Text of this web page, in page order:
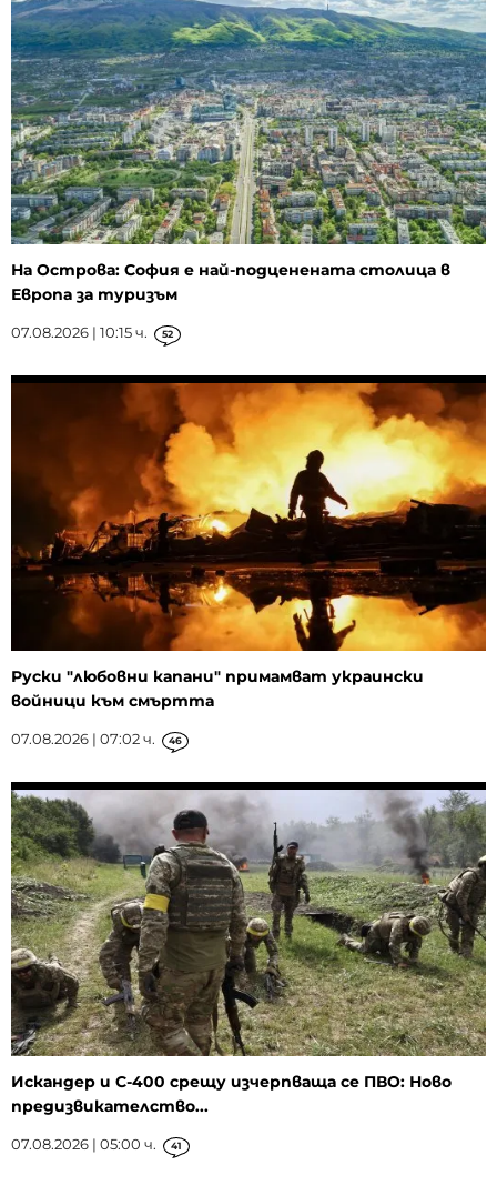
На Острова: София е най-подценената столица в
Европа за туризъм
07.08.2026 | 10:15 ч. 52
Руски "любовни капани" примамват украински
войници към смъртта
07.08.2026 | 07:02 ч. 46
Искандер и С-400 срещу изчерпваща се ПВО: Ново
предизвикателство...
07.08.2026 | 05:00 ч. 41